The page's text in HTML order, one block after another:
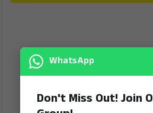
WhatsApp
Don't Miss Out! Join